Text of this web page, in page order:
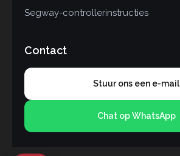
Segway-controllerinstructies
Contact
Stuur ons een e-mail
Chat op WhatsApp